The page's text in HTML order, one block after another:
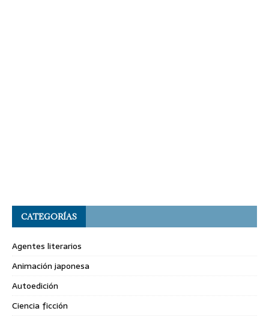
CATEGORÍAS
Agentes literarios
Animación japonesa
Autoedición
Ciencia ficción